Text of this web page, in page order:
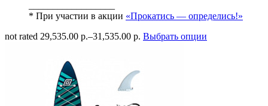
* При участии в акции «Прокатись — определись!»
not rated 29,535.00 р.–31,535.00 р. Выбрать опции